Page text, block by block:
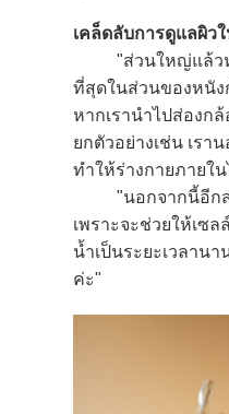
เคล็ดลับการดูแลผิ
"ส่วนใหญ่แล้วหลัก
ที่สุดในส่วนของหนัง
หากเรานำไปส่องก
ยกตัวอย่างเช่น เรา
ทำให้ร่างกายภายใ
"นอกจากนี้อีกส่วน
เพราะจะช่วยให้เซ
น้ำเป็นระยะเวลาน
ค่ะ"